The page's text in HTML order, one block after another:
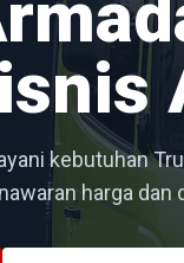
kebutuhan
harga